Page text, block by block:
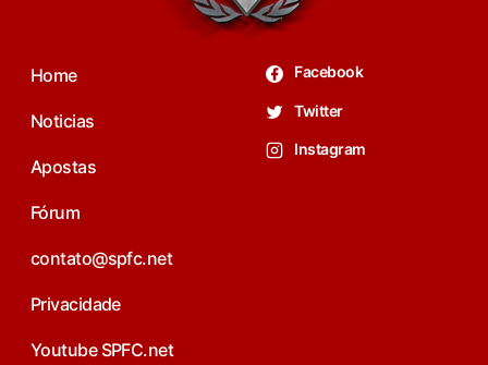
Home
Noticias
Apostas
Fórum
contato@spfc.net
Privacidade
Youtube SPFC.net
Facebook
Twitter
Instagram